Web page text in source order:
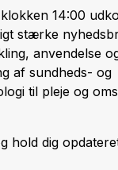
14:00
stærke
anvendelse
af sundheds- og
til pleje og
hold dig